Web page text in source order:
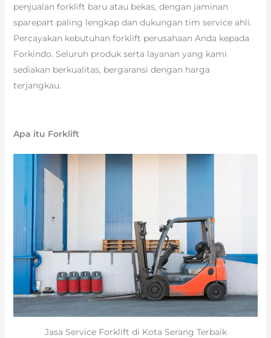
penjualan forklift baru atau bekas, dengan jaminan
sparepart paling lengkap dan dukungan tim service ahli.
Percayakan kebutuhan forklift perusahaan Anda kepada
Forkindo. Seluruh produk serta layanan yang kami
sediakan berkualitas, bergaransi dengan harga
terjangkau.
Apa itu Forklift
Jasa Service Forklift di Kota Serang Terbaik